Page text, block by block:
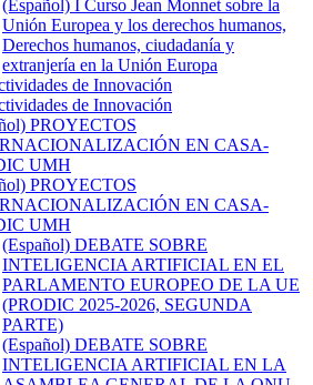
(Español) I Curso Jean Monnet sobre la
Unión Europea y los derechos humanos,
Derechos humanos, ciudadanía y
extranjería en la Unión Europa
de Innovación
de Innovación
PROYECTOS
EN CASA-
UMH
PROYECTOS
EN CASA-
UMH
(Español) DEBATE SOBRE
INTELIGENCIA ARTIFICIAL EN EL
PARLAMENTO EUROPEO DE LA UE
(PRODIC 2025-2026, SEGUNDA
PARTE)
(Español) DEBATE SOBRE
INTELIGENCIA ARTIFICIAL EN LA